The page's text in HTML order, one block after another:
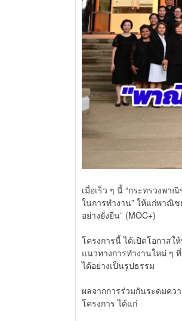
เมื่อเร็ว ๆ นี้ “กระทรวงพ
ในการทำงาน” ให้แก่พาณิช
อย่างยั่งยืน” (MOC+)
โครงการนี้ ได้เปิดโอกาส
แนวทางการทำงานใหม่ ๆ
ได้อย่างเป็นรูปธรรม
ผลจากการร่วมกันระดมค
โครงการ ได้แก่